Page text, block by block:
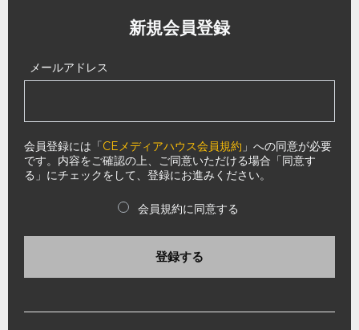
新規会員登録
メールアドレス
会員登録には「CEメディアハウス会員規約 」への同意が必要
です。内容をご確認の上、ご同意いただける場合「同意す
る」にチェックをして、登録にお進みください。
会員規約に同意する
登録する